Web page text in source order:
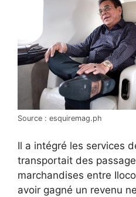
Source : esquiremag.ph
Il a intégré les services
transportait des
marchandises entre
avoir gagné un revenu